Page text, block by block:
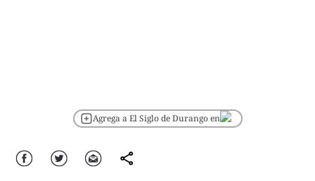
Agrega a El Siglo de Durango en
Facebook Twitter Correo comparte